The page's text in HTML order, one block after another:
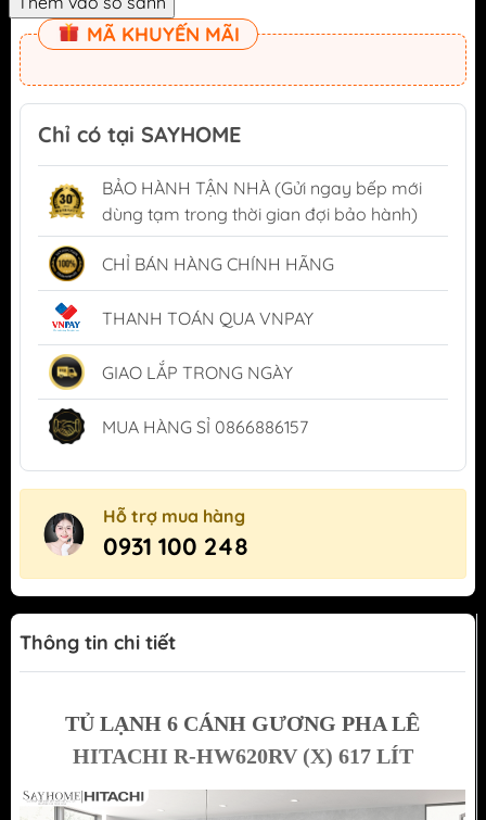
MÃ KHUYẾN MÃI
Chỉ có tại SAYHOME
BẢO HÀNH TẬN NHÀ (Gửi ngay bếp mới
dùng tạm trong thời gian đợi bảo hành)
CHỈ BÁN HÀNG CHÍNH HÃNG
THANH TOÁN QUA VNPAY
GIAO LẮP TRONG NGÀY
MUA HÀNG SỈ 0866886157
Hỗ trợ mua hàng
0931 100 248
Thông tin chi tiết
TỦ LẠNH 6 CÁNH GƯƠNG PHA LÊ
HITACHI R-HW620RV (X) 617 LÍT